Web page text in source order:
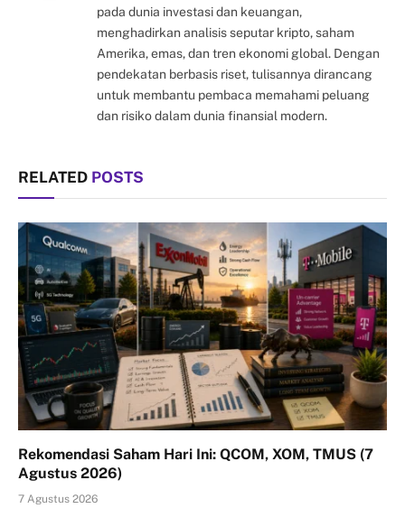
pada dunia investasi dan keuangan,
menghadirkan analisis seputar kripto, saham
Amerika, emas, dan tren ekonomi global. Dengan
pendekatan berbasis riset, tulisannya dirancang
untuk membantu pembaca memahami peluang
dan risiko dalam dunia finansial modern.
RELATED POSTS
Rekomendasi Saham Hari Ini: QCOM, XOM, TMUS (7
Agustus 2026)
7 Agustus 2026